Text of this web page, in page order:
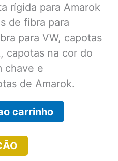
rígida para Amarok
de fibra para
para VW, capotas
capotas na cor do
chave e
de Amarok.
carrinho